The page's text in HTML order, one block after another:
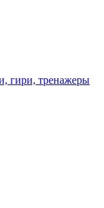
гири, тренажеры